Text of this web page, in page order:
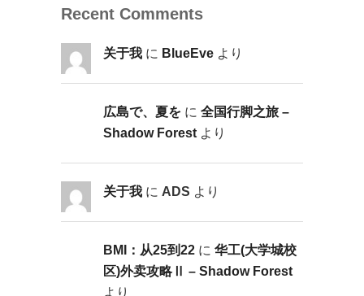
Recent Comments
关于我に BlueEveより
広島で、夏をに 全国行脚之旅 –
Shadow Forestより
关于我に ADS より
BMI：从25到22に 华工(大学城校
区)外卖攻略Ⅱ – Shadow Forest
より